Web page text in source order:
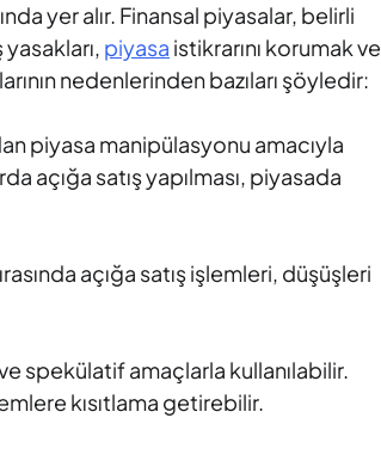
yer alır. Finansal piyasalar, belirli
piyasa istikrarını korumak ve
nedenlerinden bazıları şöyledir:
piyasa manipülasyonu amacıyla
açığa satış yapılması, piyasada
açığa satış işlemleri, düşüşleri
spekülatif amaçlarla kullanılabilir.
kısıtlama getirebilir.